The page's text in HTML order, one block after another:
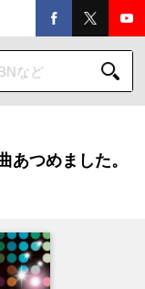
あつめました。